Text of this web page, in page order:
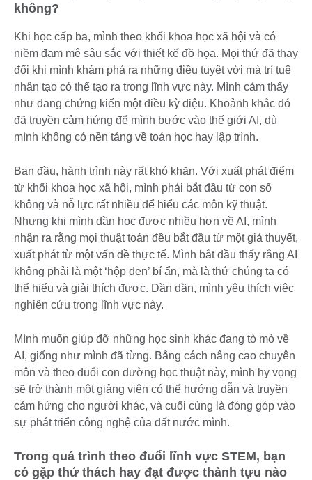
không?
Khi học cấp ba, mình theo khối khoa học xã hội và có
niềm đam mê sâu sắc với thiết kế đồ họa. Mọi thứ đã thay
đổi khi mình khám phá ra những điều tuyệt vời mà trí tuệ
nhân tạo có thể tạo ra trong lĩnh vực này. Mình cảm thấy
như đang chứng kiến một điều kỳ diệu. Khoảnh khắc đó
đã truyền cảm hứng để mình bước vào thế giới AI, dù
mình không có nền tảng về toán học hay lập trình.
Ban đầu, hành trình này rất khó khăn. Với xuất phát điểm
từ khối khoa học xã hội, mình phải bắt đầu từ con số
không và nỗ lực rất nhiều để hiểu các môn kỹ thuật.
Nhưng khi mình dần học được nhiều hơn về AI, mình
nhận ra rằng mọi thuật toán đều bắt đầu từ một giả thuyết,
xuất phát từ một vấn đề thực tế. Mình bắt đầu thấy rằng AI
không phải là một ‘hộp đen’ bí ẩn, mà là thứ chúng ta có
thể hiểu và giải thích được. Dần dần, mình yêu thích việc
nghiên cứu trong lĩnh vực này.
Mình muốn giúp đỡ những học sinh khác đang tò mò về
AI, giống như mình đã từng. Bằng cách nâng cao chuyên
môn và theo đuổi con đường học thuật này, mình hy vọng
sẽ trở thành một giảng viên có thể hướng dẫn và truyền
cảm hứng cho người khác, và cuối cùng là đóng góp vào
sự phát triển công nghệ của đất nước mình.
Trong quá trình theo đuổi lĩnh vực STEM, bạn
có gặp thử thách hay đạt được thành tựu nào